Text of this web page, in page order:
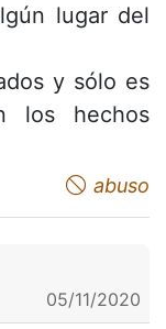
lugar del
y sólo es
los hechos
abuso
05/11/2020